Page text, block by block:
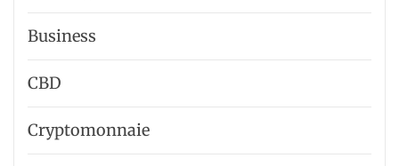
Business
CBD
Cryptomonnaie